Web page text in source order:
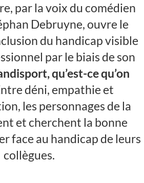
par la voix du comédien
Debruyne, ouvre le
du handicap visible
par le biais de son
qu’est-ce qu’on
déni, empathie et
les personnages de la
et cherchent la bonne
face au handicap de leurs
collègues.